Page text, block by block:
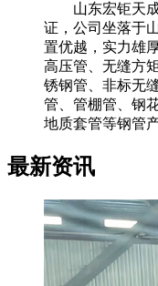
山东宏钜天成
证，公司坐落于
置优越，实力雄
高压管、无缝方
锈钢管、非标无
管、管棚管、钢
地质套管等钢管
最新资讯